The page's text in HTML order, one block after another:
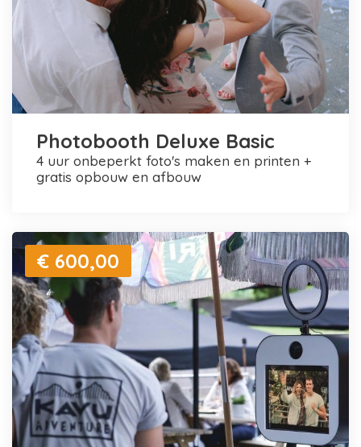
Photobooth Deluxe Basic
4 uur onbeperkt foto's maken en printen +
gratis opbouw en afbouw
€ 600,00